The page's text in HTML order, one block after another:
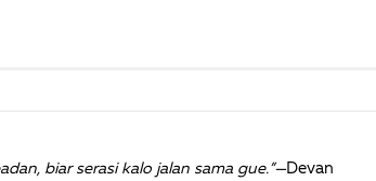
biar serasi kalo jalan sama gue.”—Devan